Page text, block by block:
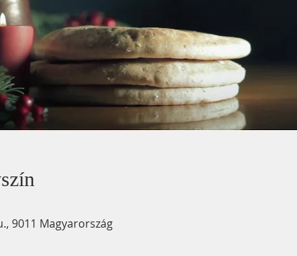
9011 Magyarország